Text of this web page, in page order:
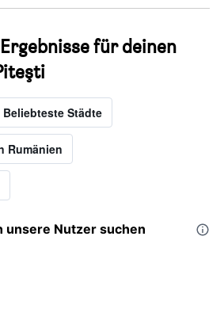
für deinen
Beliebteste Städte
Rumänien
unsere Nutzer suchen